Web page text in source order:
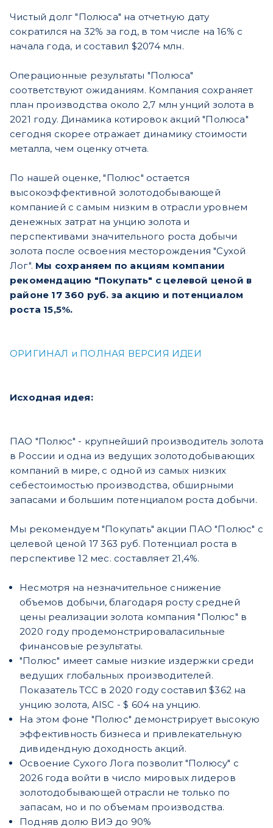
Чистый долг "Полюса" на отчетную дату
сократился на 32% за год, в том числе на 16% с
начала года, и составил $2074 млн.
Операционные результаты "Полюса"
соответствуют ожиданиям. Компания сохраняет
план производства около 2,7 млн унций золота в
2021 году. Динамика котировок акций "Полюса"
сегодня скорее отражает динамику стоимости
металла, чем оценку отчета.
По нашей оценке, "Полюс" остается
высокоэффективной золотодобывающей
компанией с самым низким в отрасли уровнем
денежных затрат на унцию золота и
перспективами значительного роста добычи
золота после освоения месторождения "Сухой
Лог". Мы сохраняем по акциям компании
рекомендацию "Покупать" с целевой ценой в
районе 17 360 руб. за акцию и потенциалом
роста 15,5%.
ОРИГИНАЛ и ПОЛНАЯ ВЕРСИЯ ИДЕИ
Исходная идея:
ПАО "Полюс" - крупнейший производитель золота
в России и одна из ведущих золотодобывающих
компаний в мире, с одной из самых низких
себестоимостью производства, обширными
запасами и большим потенциалом роста добычи.
Мы рекомендуем "Покупать" акции ПАО "Полюс" с
целевой ценой 17 363 руб. Потенциал роста в
перспективе 12 мес. составляет 21,4%.
Несмотря на незначительное снижение
объемов добычи, благодаря росту средней
цены реализации золота компания "Полюс" в
2020 году продемонстрироваласильные
финансовые результаты.
"Полюс" имеет самые низкие издержки среди
ведущих глобальных производителей.
Показатель ТСС в 2020 году составил $362 на
унцию золота, AISC - $ 604 на унцию.
На этом фоне "Полюс" демонстрирует высокую
эффективность бизнеса и привлекательную
дивидендную доходность акций.
Освоение Сухого Лога позволит "Полюсу" с
2026 года войти в число мировых лидеров
золотодобывающей отрасли не только по
запасам, но и по объемам производства.
Подняв долю ВИЭ до 90%